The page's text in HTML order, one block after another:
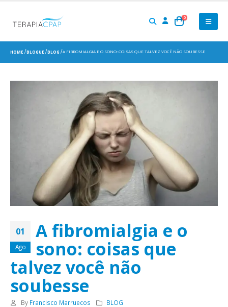
0
HOME BLOGUE BLOG A FIBROMIALGIA E O SONO: COISAS QUE TALVEZ VOCÊ NÃO SOUBESSE
01
Ago
A fibromialgia e o
sono: coisas que
talvez você não
soubesse
By Francisco Marruecos
BLOG